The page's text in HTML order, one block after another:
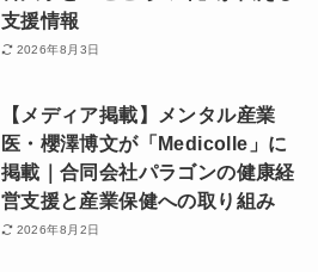
支援情報
2026年8月3日
【メディア掲載】メンタル産業
医・櫻澤博文が「Medicolle」に
掲載｜合同会社パラゴンの健康経
営支援と産業保健への取り組み
2026年8月2日